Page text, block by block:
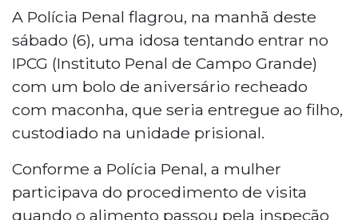
Grande com um bolo de aniversário
recheado com maconha destinado ao
filho preso. Durante inspeção de rotina,
policiais penais encontraram quatro
porções da droga, totalizando 100
gramas. A mulher foi encaminhada à
Polícia Civil, enquanto o filho, apontado
como mandante, também prestou
esclarecimentos e responderá por falta
disciplinar.
A Polícia Penal flagrou, na manhã deste
sábado (6), uma idosa tentando entrar no
IPCG (Instituto Penal de Campo Grande)
com um bolo de aniversário recheado
com maconha, que seria entregue ao filho,
custodiado na unidade prisional.
Conforme a Polícia Penal, a mulher
participava do procedimento de visita
quando o alimento passou pela inspeção